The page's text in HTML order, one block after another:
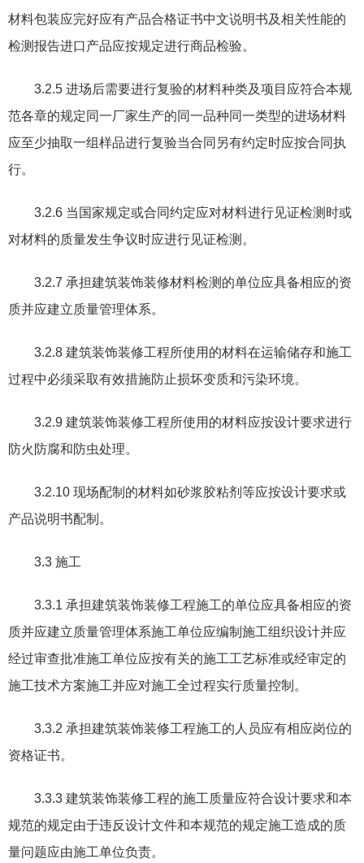
材料包装应完好应有产品合格证书中文说明书及相关性能的
检测报告进口产品应按规定进行商品检验。
3.2.5 进场后需要进行复验的材料种类及项目应符合本规
范各章的规定同一厂家生产的同一品种同一类型的进场材料
应至少抽取一组样品进行复验当合同另有约定时应按合同执
行。
3.2.6 当国家规定或合同约定应对材料进行见证检测时或
对材料的质量发生争议时应进行见证检测。
3.2.7 承担建筑装饰装修材料检测的单位应具备相应的资
质并应建立质量管理体系。
3.2.8 建筑装饰装修工程所使用的材料在运输储存和施工
过程中必须采取有效措施防止损坏变质和污染环境。
3.2.9 建筑装饰装修工程所使用的材料应按设计要求进行
防火防腐和防虫处理。
3.2.10 现场配制的材料如砂浆胶粘剂等应按设计要求或
产品说明书配制。
3.3 施工
3.3.1 承担建筑装饰装修工程施工的单位应具备相应的资
质并应建立质量管理体系施工单位应编制施工组织设计并应
经过审查批准施工单位应按有关的施工工艺标准或经审定的
施工技术方案施工并应对施工全过程实行质量控制。
3.3.2 承担建筑装饰装修工程施工的人员应有相应岗位的
资格证书。
3.3.3 建筑装饰装修工程的施工质量应符合设计要求和本
规范的规定由于违反设计文件和本规范的规定施工造成的质
量问题应由施工单位负责。